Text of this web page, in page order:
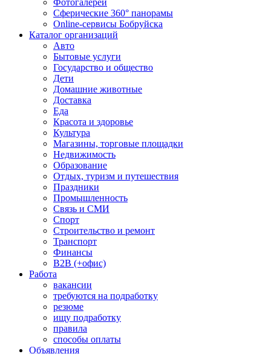
Фотогалереи
Сферические 360° панорамы
Online-сервисы Бобруйска
Каталог организаций
Авто
Бытовые услуги
Государство и общество
Дети
Домашние животные
Доставка
Еда
Красота и здоровье
Культура
Магазины, торговые площадки
Недвижимость
Образование
Отдых, туризм и путешествия
Праздники
Промышленность
Связь и СМИ
Спорт
Строительство и ремонт
Транспорт
Финансы
B2B (+офис)
Работа
вакансии
требуются на подработку
резюме
ищу подработку
правила
способы оплаты
Объявления